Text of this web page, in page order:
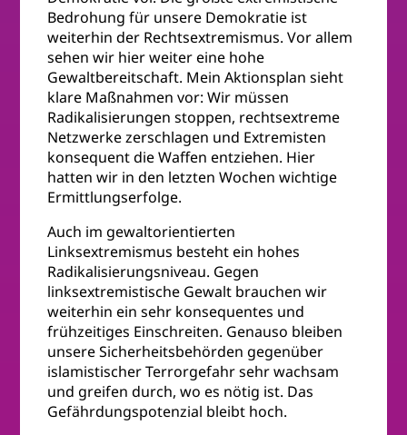
Bedrohung für unsere Demokratie ist
weiterhin der Rechtsextremismus. Vor allem
sehen wir hier weiter eine hohe
Gewaltbereitschaft. Mein Aktionsplan sieht
klare Maßnahmen vor: Wir müssen
Radikalisierungen stoppen, rechtsextreme
Netzwerke zerschlagen und Extremisten
konsequent die Waffen entziehen. Hier
hatten wir in den letzten Wochen wichtige
Ermittlungserfolge.
Auch im gewaltorientierten
Linksextremismus besteht ein hohes
Radikalisierungsniveau. Gegen
linksextremistische Gewalt brauchen wir
weiterhin ein sehr konsequentes und
frühzeitiges Einschreiten. Genauso bleiben
unsere Sicherheitsbehörden gegenüber
islamistischer Terrorgefahr sehr wachsam
und greifen durch, wo es nötig ist. Das
Gefährdungspotenzial bleibt hoch.